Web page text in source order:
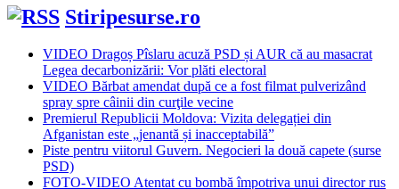
Stiripesurse.ro
VIDEO Dragoș Pîslaru acuză PSD și AUR că au masacrat
Legea decarbonizării: Vor plăti electoral
VIDEO Bărbat amendat după ce a fost filmat pulverizând
spray spre câinii din curţile vecine
Premierul Republicii Moldova: Vizita delegației din
Afganistan este „jenantă și inacceptabilă”
Piste pentru viitorul Guvern. Negocieri la două capete (surse
PSD)
FOTO-VIDEO Atentat cu bombă împotriva unui director rus